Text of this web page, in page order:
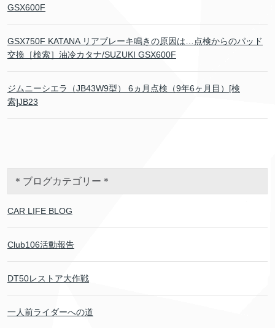
GSX600F
GSX750F KATANA リアブレーキ鳴きの原因は…点検からのパッド
交換［検索］油冷カタナ/SUZUKI GSX600F
ジムニーシエラ（JB43W9型） 6ヵ月点検（9年6ヶ月目）[検
索]JB23
＊ブログカテゴリー＊
CAR LIFE BLOG
Club106活動報告
DT50レストア大作戦
一人前ライダーへの道